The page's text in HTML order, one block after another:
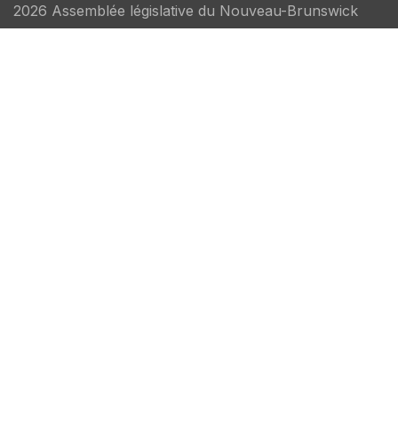
2026 Assemblée législative du Nouveau-Brunswick